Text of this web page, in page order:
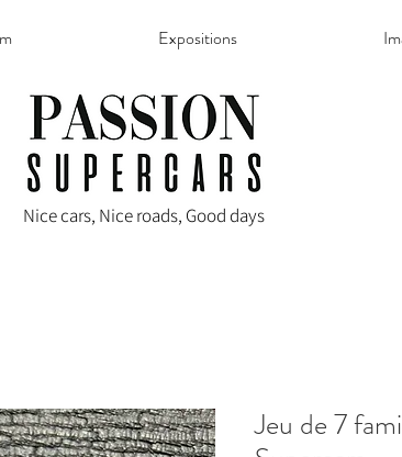
Expositions
Nice cars, Nice roads, Good days
Jeu de 7